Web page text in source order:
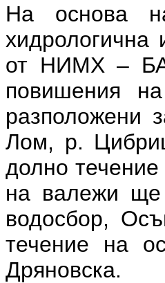
На основа на
от НИМХ –
повишения
разположени
Лом, р.
долно
на валежи ще
водосбор,
течение на
Дряновска.